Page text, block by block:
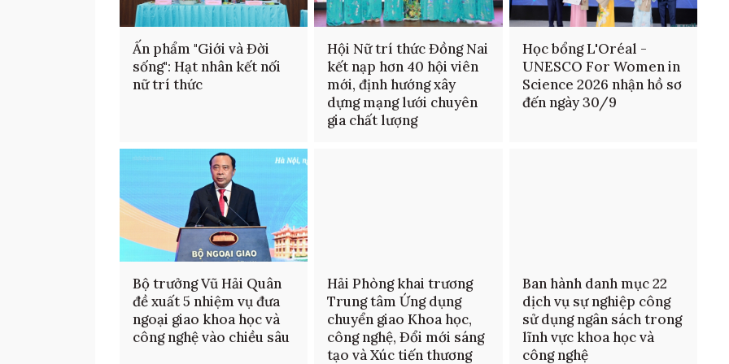
Ấn phẩm "Giới và Đời
sống": Hạt nhân kết nối
nữ trí thức
Hội Nữ trí thức Đồng Nai
kết nạp hơn 40 hội viên
mới, định hướng xây
dựng mạng lưới chuyên
gia chất lượng
Học bổng L'Oréal -
UNESCO For Women in
Science 2026 nhận hồ sơ
đến ngày 30/9
Bộ trưởng Vũ Hải Quân
đề xuất 5 nhiệm vụ đưa
ngoại giao khoa học và
công nghệ vào chiều sâu
Hải Phòng khai trương
Trung tâm Ứng dụng
chuyển giao Khoa học,
công nghệ, Đổi mới sáng
tạo và Xúc tiến thương
Ban hành danh mục 22
dịch vụ sự nghiệp công
sử dụng ngân sách trong
lĩnh vực khoa học và
công nghệ